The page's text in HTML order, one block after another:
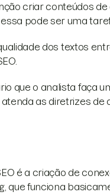
criar conteúdos
pode ser uma
dos textos
que o analista faça
as diretrizes de
é a criação de
que funciona